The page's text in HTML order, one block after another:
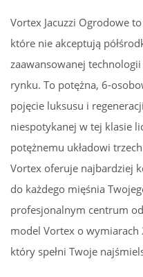
Vortex Jacuzzi Ogrodowe
które nie akceptują
zaawansowanej
rynku. To potężna, 6-
pojęcie luksusu i
niespotykanej w tej klasie
potężnemu układowi
Vortex oferuje najbardziej
do każdego mięśnia
profesjonalnym centrum
model Vortex o
który spełni Twoje